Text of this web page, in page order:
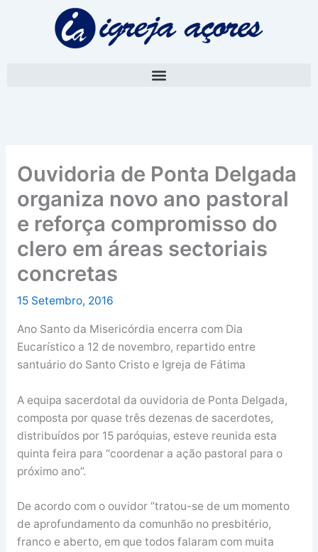
Ouvidoria de Ponta Delgada
organiza novo ano pastoral
e reforça compromisso do
clero em áreas sectoriais
concretas
15 Setembro, 2016
Ano Santo da Misericórdia encerra com Dia
Eucarístico a 12 de novembro, repartido entre
santuário do Santo Cristo e Igreja de Fátima
A equipa sacerdotal da ouvidoria de Ponta Delgada,
composta por quase três dezenas de sacerdotes,
distribuídos por 15 paróquias, esteve reunida esta
quinta feira para “coordenar a ação pastoral para o
próximo ano”.
De acordo com o ouvidor “tratou-se de um momento
de aprofundamento da comunhão no presbitério,
franco e aberto, em que todos falaram com muita